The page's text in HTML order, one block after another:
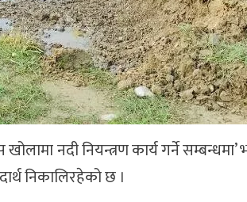
नदी नियन्त्रण कार्य गर्ने सम्बन्धमा’
निकालिरहेको छ ।